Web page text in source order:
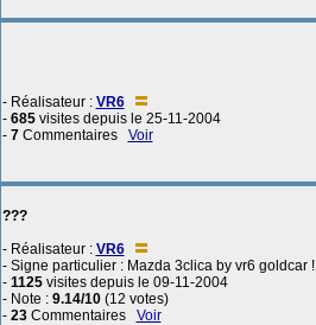
- Réalisateur : VR6
- 685visites depuis le 25-11-2004
- 7Commentaires Voir
???
- Réalisateur : VR6
- Signe particulier : Mazda 3clica by vr6 goldcar !
- 1125visites depuis le 09-11-2004
- Note : 9.14/10(12 votes)
- 23Commentaires Voir